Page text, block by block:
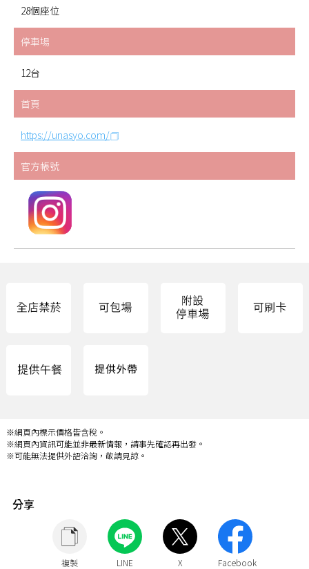
28個座位
停車場
12台
首頁
https://unasyo.com/
官方帳號
※網頁內標示價格皆含稅。
※網頁內資訊可能並非最新情報，請事先確認再出發。
※可能無法提供外語洽詢，敬請見諒。
分享
複製 LINE X Facebook